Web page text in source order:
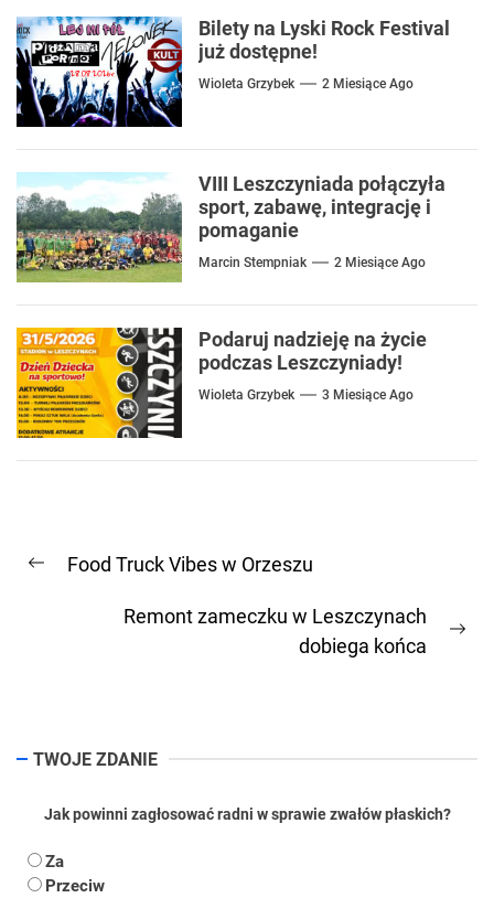
Bilety na Lyski Rock Festival
już dostępne!
Wioleta Grzybek 2 Miesiące Ago
VIII Leszczyniada połączyła
sport, zabawę, integrację i
pomaganie
Marcin Stempniak 2 Miesiące Ago
Podaruj nadzieję na życie
podczas Leszczyniady!
Wioleta Grzybek 3 Miesiące Ago
wpisu
Previous
Food Truck Vibes w Orzeszu
Remont zameczku w Leszczynach
dobiega końca
TWOJE ZDANIE
Jak powinni zagłosować radni w sprawie zwałów płaskich?
Za
Przeciw